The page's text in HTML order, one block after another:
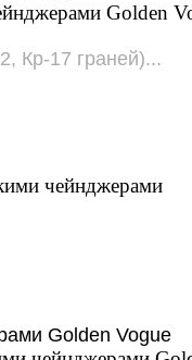
Golden
Кр-17 граней)...
чейнджерами